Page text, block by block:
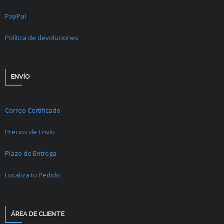
PayPal
Política de devoluciones
ENVÍO
Correo Certificado
Precios de Envío
Plazo de Entrega
Localiza tu Pedido
ÁREA DE CLIENTE